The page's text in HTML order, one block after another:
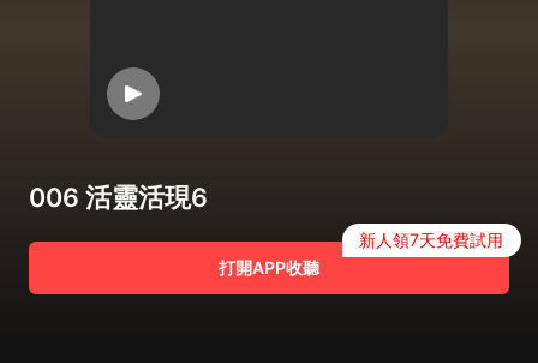
006 活靈活現6
打開APP收聽
新人領7天免費試用